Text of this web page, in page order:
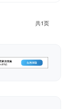
共1页